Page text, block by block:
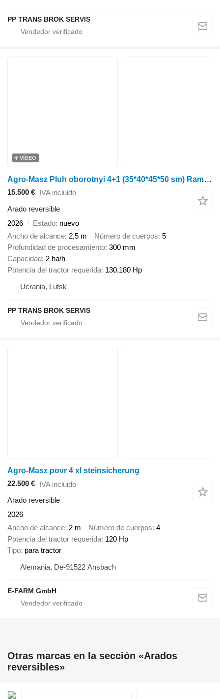
PP TRANS BROK SERVIS
VÍDEO
Agro-Masz Pluh oborotnyi 4+1 (35*40*45*50 sm) Rama 140kh140 Harantiia 3 ROKY
15.500 € IVA incluido
Arado reversible
2026
Estado nuevo
Ancho de alcance 2,5 m Número de cuerpos 5
Profundidad de procesamiento 300 mm
Capacidad 2 ha/h
Potencia del tractor requerida 130.180 Hp
Ucrania, Lutsk
PP TRANS BROK SERVIS
Agro-Masz povr 4 xl steinsicherung
22.500 € IVA incluido
Arado reversible
2026
Ancho de alcance 2 m Número de cuerpos 4
Potencia del tractor requerida 120 Hp
Tipo para tractor
Alemania, De-91522 Ansbach
E-FARM GmbH
Otras marcas en la sección «Arados
reversibles»